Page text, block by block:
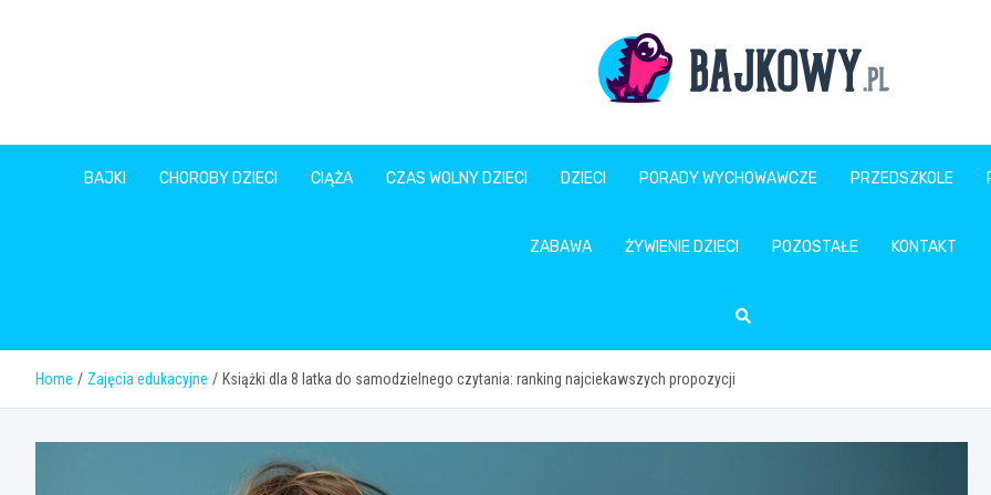
Bajkowy.pl
BAJKI CHOROBY DZIECI CIĄŻA CZAS WOLNY DZIECI DZIECI PORADY WYCHOWAWCZE PRZEDSZKOLE
ZABAWA ŻYWIENIE DZIECI POZOSTAŁE KONTAKT
Home Zajęcia edukacyjne Książki dla 8 latka do samodzielnego czytania: ranking najciekawszych propozycji